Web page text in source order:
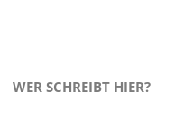
WER SCHREIBT HIER?